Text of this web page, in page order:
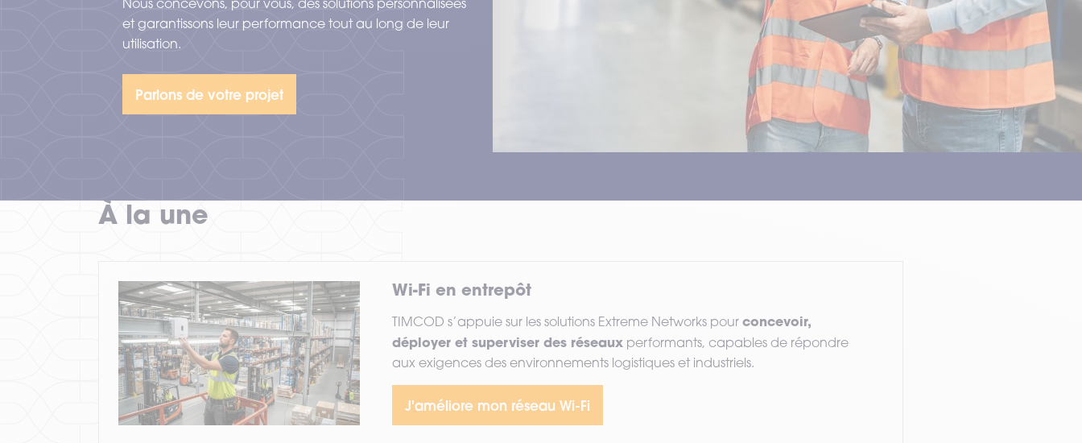
VOIR TOUT LE MATÉRIELNous concevons, pour vous, des solutions personnalisées
et garantissons leur performance tout au long de leur
utilisation.
Parlons de votre projet
À la une
Wi-Fi en entrepôt
TIMCOD s’appuie sur les solutions Extreme Networks pour concevoir,
déployer et superviser des réseaux performants, capables de répondre
aux exigences des environnements logistiques et industriels.
J'améliore mon réseau Wi-Fi